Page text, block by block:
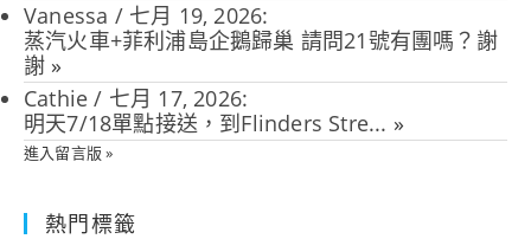
Vanessa / 七月 19, 2026:
蒸汽火車+菲利浦島企鵝歸巢 請問21號有團嗎？謝
謝 »
Cathie / 七月 17, 2026:
明天7/18單點接送，到Flinders Stre... »
進入留言版 »
熱門標籤